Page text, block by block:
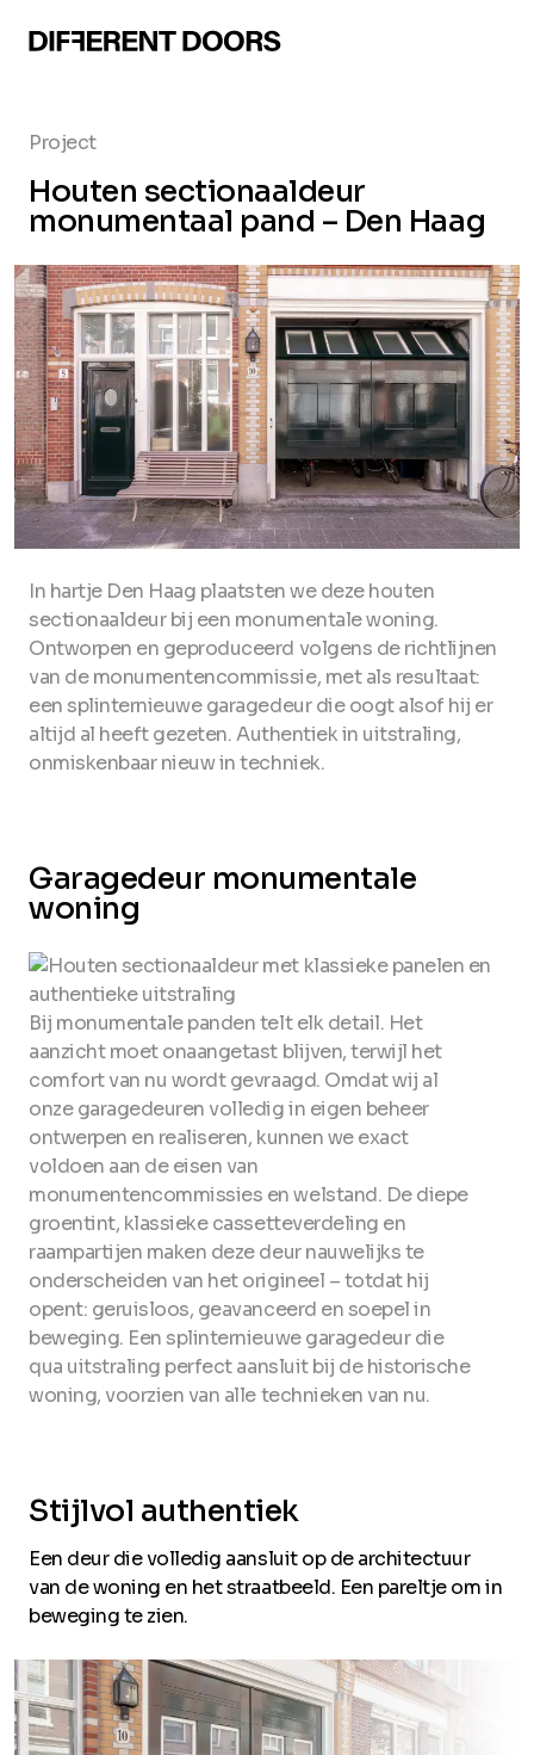
Project
Houten sectionaaldeur
monumentaal pand – Den Haag
In hartje Den Haag plaatsten we deze houten
sectionaaldeur bij een monumentale woning.
Ontworpen en geproduceerd volgens de richtlijnen
van de monumentencommissie, met als resultaat:
een splinternieuwe garagedeur die oogt alsof hij er
altijd al heeft gezeten. Authentiek in uitstraling,
onmiskenbaar nieuw in techniek.
Bij monumentale panden telt elk detail. Het
aanzicht moet onaangetast blijven, terwijl het
comfort van nu wordt gevraagd. Omdat wij al
onze garagedeuren volledig in eigen beheer
ontwerpen en realiseren, kunnen we exact
voldoen aan de eisen van
monumentencommissies en welstand. De diepe
groentint, klassieke cassetteverdeling en
raampartijen maken deze deur nauwelijks te
onderscheiden van het origineel – totdat hij
opent: geruisloos, geavanceerd en soepel in
beweging. Een splinternieuwe garagedeur die
qua uitstraling perfect aansluit bij de historische
woning, voorzien van alle technieken van nu.
Garagedeur monumentale
woning
Stijlvol authentiek
Een deur die volledig aansluit op de architectuur
van de woning en het straatbeeld. Een pareltje om in
beweging te zien.